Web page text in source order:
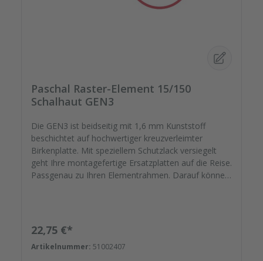
Paschal Raster-Element 15/150
Schalhaut GEN3
Die GEN3 ist beidseitig mit 1,6 mm Kunststoff
beschichtet auf hochwertiger kreuzverleimter
Birkenplatte. Mit speziellem Schutzlack versiegelt
geht Ihre montagefertige Ersatzplatten auf die Reise.
Passgenau zu Ihren Elementrahmen. Darauf können
Kunststoffeinsätzen bis zu Reparaturplättchen.
Regulärer Preis:
22,75 €*
Artikelnummer: 51002407